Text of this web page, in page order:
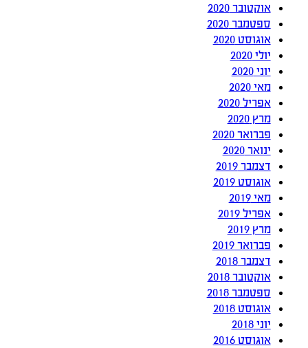
אוקטובר 2020
ספטמבר 2020
אוגוסט 2020
יולי 2020
יוני 2020
מאי 2020
אפריל 2020
מרץ 2020
פברואר 2020
ינואר 2020
דצמבר 2019
אוגוסט 2019
מאי 2019
אפריל 2019
מרץ 2019
פברואר 2019
דצמבר 2018
אוקטובר 2018
ספטמבר 2018
אוגוסט 2018
יוני 2018
אוגוסט 2016